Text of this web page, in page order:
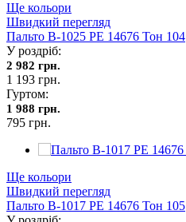
Ще кольори
Швидкий перегляд
Пальто В-1025 PE 14676 Тон 104
У роздріб:
2 982 грн.
1 193 грн.
Гуртом:
1 988 грн.
795 грн.
Ще кольори
Швидкий перегляд
Пальто В-1017 PE 14676 Тон 105